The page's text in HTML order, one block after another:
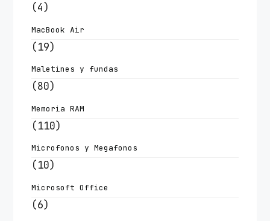
(4)
MacBook Air
(19)
Maletines y fundas
(80)
Memoria RAM
(110)
Microfonos y Megafonos
(10)
Microsoft Office
(6)